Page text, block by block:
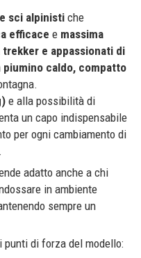
sci alpinistiche
efficace e massima
trekker e appassionati di
piumino caldo, compatto
e alla possibilità di
un capo indispensabile
per ogni cambiamento di
adatto anche a chi
in ambiente
sempre un
punti di forza del modello: